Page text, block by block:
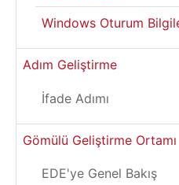
Windows Oturum
Adım Geliştirme
İfade Adımı
Gömülü Geliştirme Ortamı
EDE'ye Genel Bakış